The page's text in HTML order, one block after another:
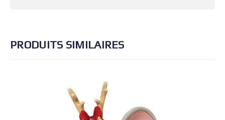
PRODUITS SIMILAIRES